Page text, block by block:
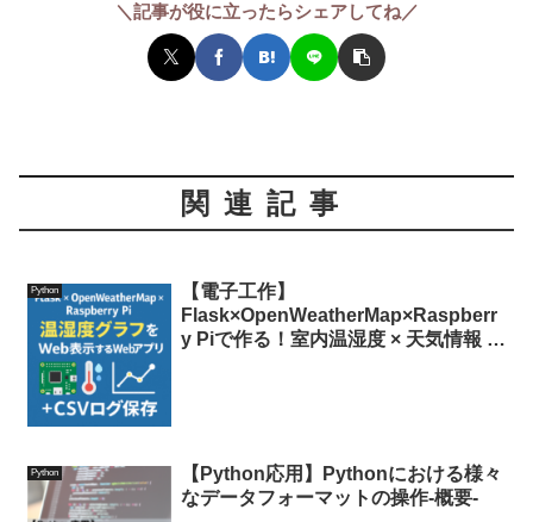
＼記事が役に立ったらシェアしてね／
関連記事
Python
【電子工作】
Flask×OpenWeatherMap×Raspberr
y Piで作る！室内温湿度 × 天気情報 ×
Python
【Python応用】Pythonにおける様々
なデータフォーマットの操作-概要-